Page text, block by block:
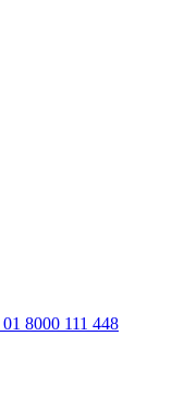
01 8000 111 448